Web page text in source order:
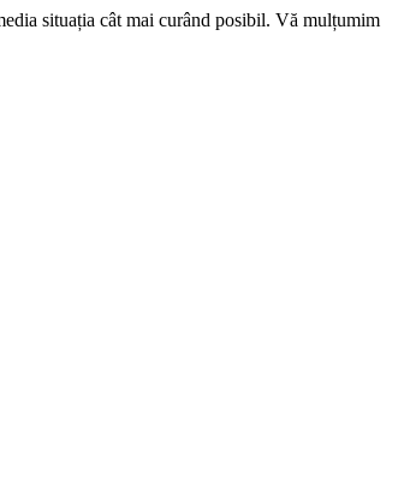
situația cât mai curând posibil. Vă mulțumim